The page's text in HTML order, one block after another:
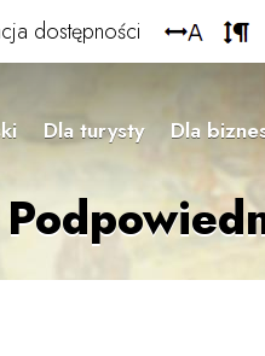
Dla turysty Dla
dostępności